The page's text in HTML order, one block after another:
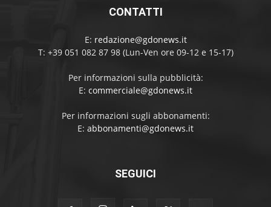
CONTATTI
E: redazione@gdonews.it
T: +39 051 082 87 98 (Lun-Ven ore 09-12 e 15-17)
Per informazioni sulla pubblicità:
E: commerciale@gdonews.it
Per informazioni sugli abbonamenti:
E: abbonamenti@gdonews.it
SEGUICI